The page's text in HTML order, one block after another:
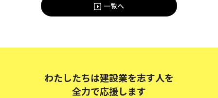
一覧へ
わたしたちは建設業を志す人を
全力で応援します